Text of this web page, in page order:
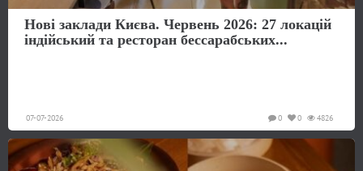
Нові заклади Києва. Червень 2026: 27 локацій
індійський та ресторан бессарабських...
07-07-2026 4826
0
0